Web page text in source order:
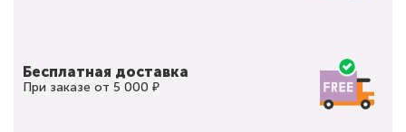
Бесплатная доставка
При заказе от 5 000 ₽